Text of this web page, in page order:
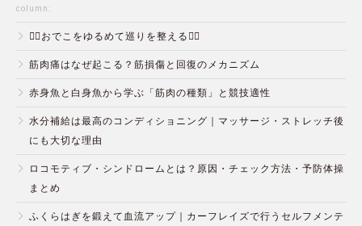
column:
💆‍♀️おでこをゆるめて巡りを整える💆‍♂️
筋肉痛はなぜ起こる？筋損傷と回復のメカニズム
赤身魚と白身魚から学ぶ「筋肉の種類」と競技適性
水分補給は最高のコンディショニング｜マッサージ・ストレッチ後
にも大切な理由
ロコモティブ・シンドロームとは？原因・チェック方法・予防体操
まとめ
ふくらはぎを鍛えて血流アップ｜カーフレイズで行うセルフメンテ